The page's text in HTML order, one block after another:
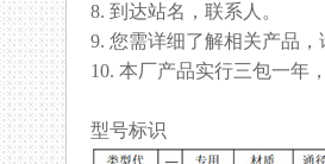
8. 到达站名，联系人。
9. 您需详细了解相关产品
10. 本厂产品实行三包一年
型号标识